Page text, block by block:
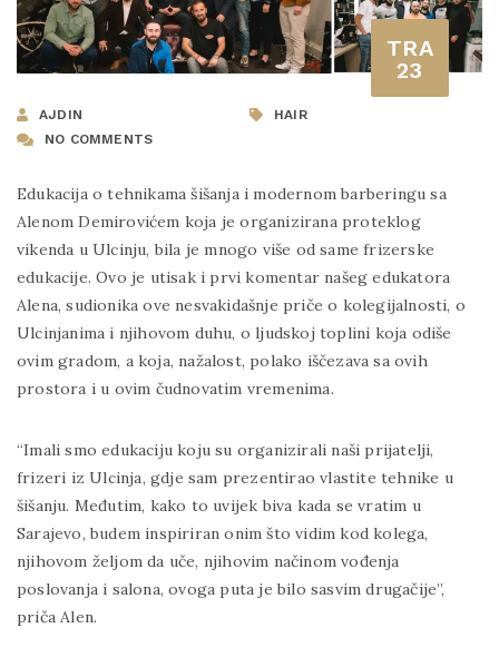
TRA
23
AJDIN
HAIR
NO COMMENTS
Edukacija o tehnikama šišanja i modernom barberingu sa
Alenom Demirovićem koja je organizirana proteklog
vikenda u Ulcinju, bila je mnogo više od same frizerske
edukacije. Ovo je utisak i prvi komentar našeg edukatora
Alena, sudionika ove nesvakidašnje priče o kolegijalnosti, o
Ulcinjanima i njihovom duhu, o ljudskoj toplini koja odiše
ovim gradom, a koja, nažalost, polako iščezava sa ovih
prostora i u ovim čudnovatim vremenima.
“Imali smo edukaciju koju su organizirali naši prijatelji,
frizeri iz Ulcinja, gdje sam prezentirao vlastite tehnike u
šišanju. Međutim, kako to uvijek biva kada se vratim u
Sarajevo, budem inspiriran onim što vidim kod kolega,
njihovom željom da uče, njihovim načinom vođenja
poslovanja i salona, ovoga puta je bilo sasvim drugačije”,
priča Alen.